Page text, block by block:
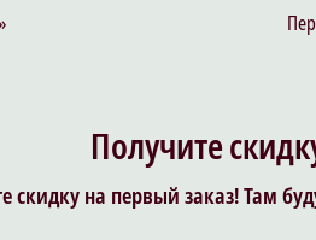
Получите
скидку на первый заказ! Там